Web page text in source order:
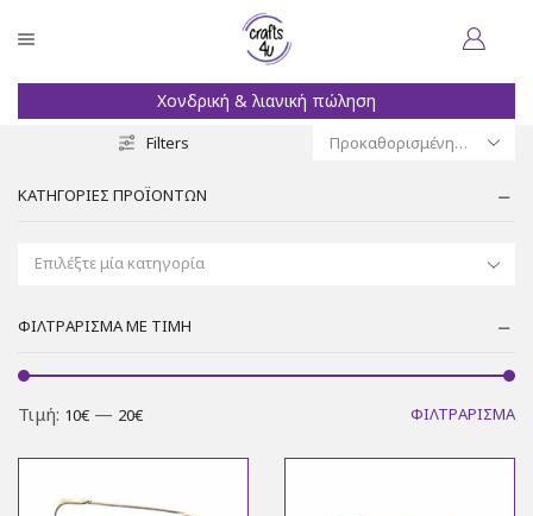
Χονδρική & λιανική πώληση
Filters
ΚΑΤΗΓΟΡΊΕΣ ΠΡΟΪΌΝΤΩΝ
Επιλέξτε μία κατηγορία
ΦΙΛΤΡΆΡΙΣΜΑ ΜΕ ΤΙΜΉ
ΦΙΛΤΡΆΡΙΣΜΑ
Τιμή: 10€ — 20€